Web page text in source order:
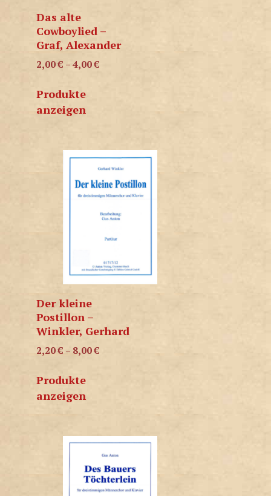
Das alte
Cowboylied –
Graf, Alexander
2,00€ – 4,00€
Produkte
anzeigen
Der kleine
Postillon –
Winkler, Gerhard
2,20€ – 8,00€
Produkte
anzeigen